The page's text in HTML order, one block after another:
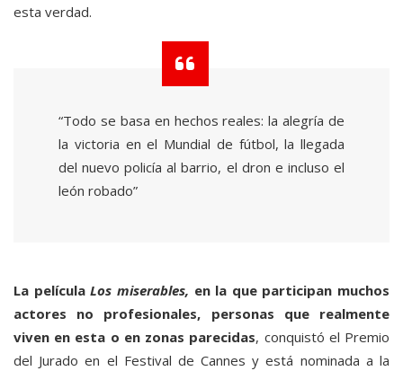
esta verdad.
“Todo se basa en hechos reales: la alegría de
la victoria en el Mundial de fútbol, la llegada
del nuevo policía al barrio, el dron e incluso el
león robado”
La películaLos miserables, en la que participan muchos
actores no profesionales, personas que realmente
viven en esta o en zonas parecidas, conquistó el Premio
del Jurado en el Festival de Cannes y está nominada a la